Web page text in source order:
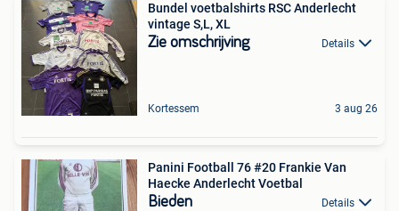
Bundel voetbalshirts RSC Anderlecht
vintage S,L, XL
Zie omschrijving Details
Kortessem 3 aug 26
Panini Football 76 #20 Frankie Van
Haecke Anderlecht Voetbal
Bieden Details